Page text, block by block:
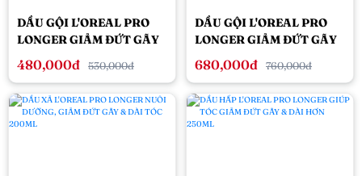
DẦU GỘI L'OREAL PRO
LONGER GIẢM ĐỨT GÃY
& LÀM DÀI TÓC 300ML
480,000đ 530,000đ
DẦU GỘI L'OREAL PRO
LONGER GIẢM ĐỨT GÃY
& LÀM DÀI TÓC 500ML
680,000đ 760,000đ